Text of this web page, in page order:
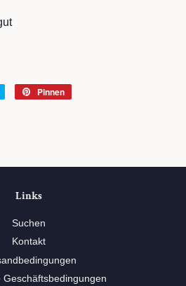
Pinnen
Links
Suchen
Kontakt
Geschäftsbedingungen